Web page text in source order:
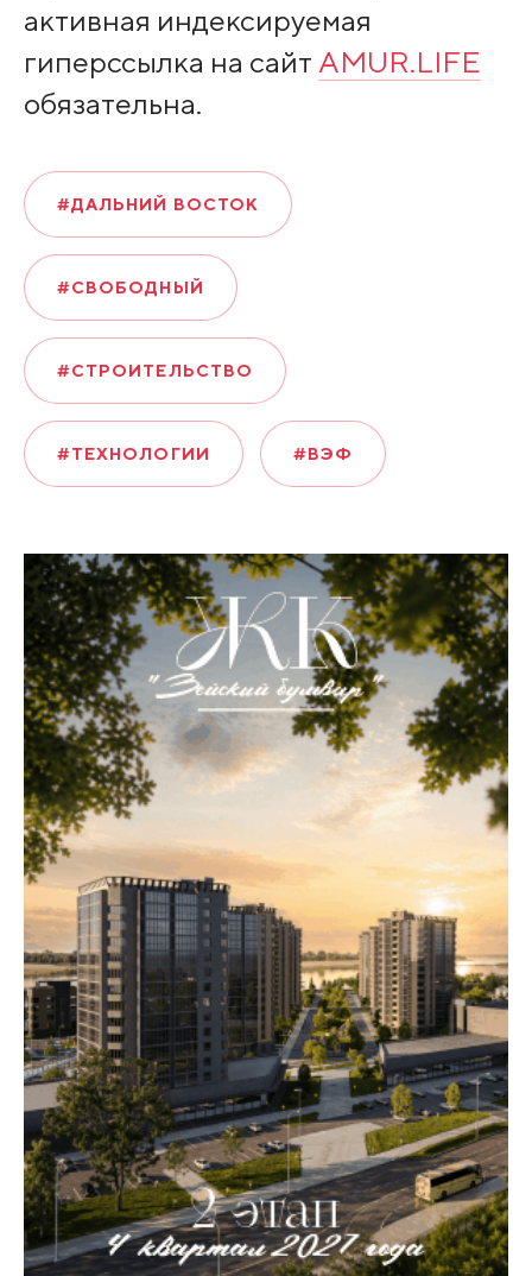
активная индексируемая
гиперссылка на сайт AMUR.LIFE
обязательна.
#ДАЛЬНИЙ ВОСТОК
#СВОБОДНЫЙ
#СТРОИТЕЛЬСТВО
#ТЕХНОЛОГИИ #ВЭФ